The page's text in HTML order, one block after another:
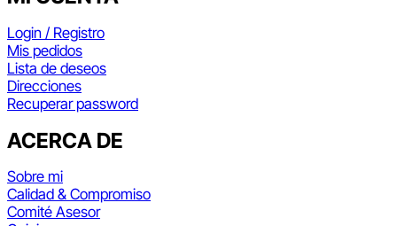
Login / Registro
Mis pedidos
Lista de deseos
Direcciones
Recuperar password
ACERCA DE
Sobre mi
Calidad & Compromiso
Comité Asesor